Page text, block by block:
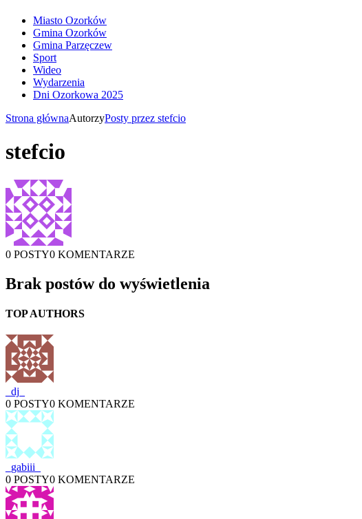
Miasto Ozorków
Gmina Ozorków
Gmina Parzęczew
Sport
Wideo
Wydarzenia
Dni Ozorkowa 2025
Strona głównaAutorzyPosty przez stefcio
stefcio
0 POSTY0 KOMENTARZE
Brak postów do wyświetlenia
TOP AUTHORS
_dj_
0 POSTY0 KOMENTARZE
_gabiii_
0 POSTY0 KOMENTARZE